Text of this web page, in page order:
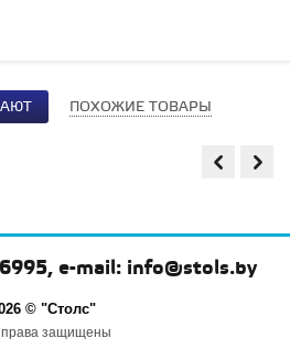
ПОХОЖИЕ ТОВАРЫ
e-mail: info@stols.by
© "Столс"
права защищены